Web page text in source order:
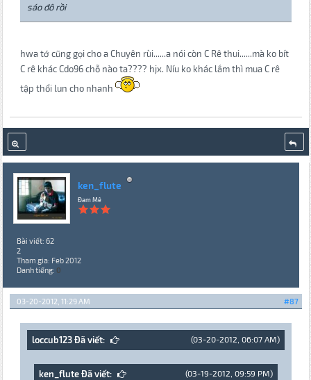
sáo đô rồi
hwa tớ cũng gọi cho a Chuyên rùi......a nói còn C Rê thui......mà ko bít
C rê khác Cdo96 chỗ nào ta???? hjx. Níu ko khác lắm thì mua C rê
tập thổi lun cho nhanh
ken_flute
Đam Mê
Bài viết: 62
2
Tham gia: Feb 2012
Danh tiếng: 0
#87
03-20-2012, 11:29 AM
(03-20-2012, 06:07 AM)
loccub123 Đã viết:
(03-19-2012, 09:59 PM)
ken_flute Đã viết: